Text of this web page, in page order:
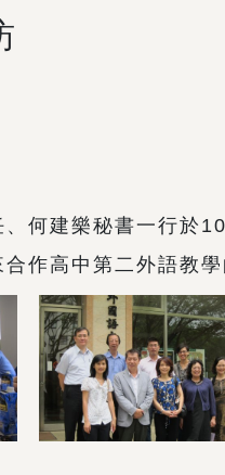
何建樂秘書一行於
作高中第二外語教